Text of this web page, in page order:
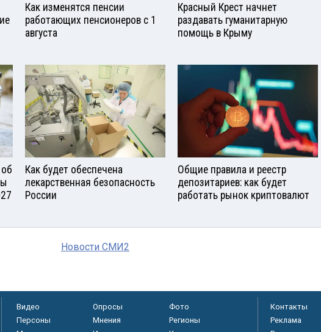
Как изменятся пенсии
работающих пенсионеров с 1
августа
Красный Крест начнет
раздавать гуманитарную
помощь в Крыму
Как будет обеспечена
лекарственная безопасность
России
Общие правила и реестр
депозитариев: как будет
работать рынок криптовалют
Новости СМИ2
Видео Опросы
Фото
Персоны
Мнения
Регионы
Контакты
Реклама